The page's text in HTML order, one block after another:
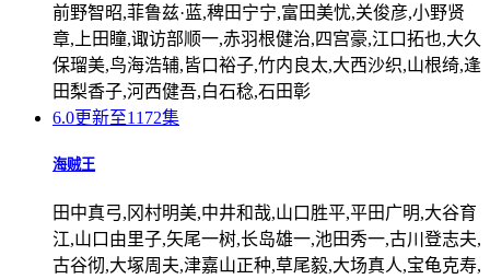
前野智昭,菲鲁兹·蓝,稗田宁宁,富田美忧,关俊彦,小野贤
章,上田瞳,诹访部顺一,赤羽根健治,四宫豪,江口拓也,大久
保瑠美,鸟海浩辅,皆口裕子,竹内良太,大西沙织,山根绮,逢
田梨香子,河西健吾,白石稔,石田彰
6.0更新至1172集
海贼王
田中真弓,冈村明美,中井和哉,山口胜平,平田广明,大谷育
江,山口由里子,矢尾一树,长岛雄一,池田秀一,古川登志夫,
古谷彻,大塚周夫,津嘉山正种,草尾毅,大场真人,宝龟克寿,